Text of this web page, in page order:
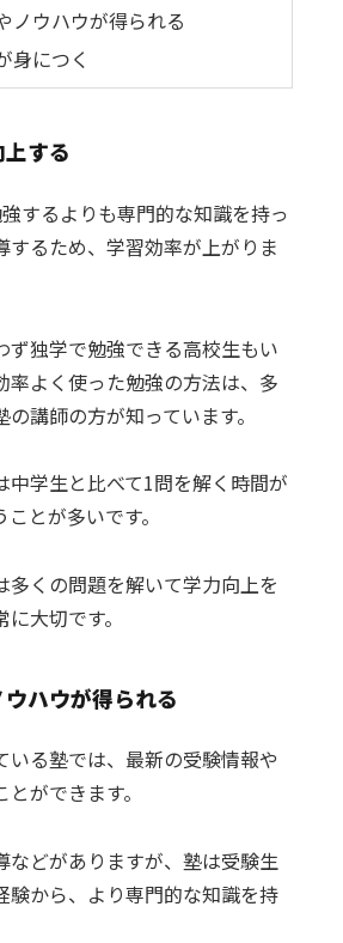
ノウハウが得られる
身につく
する
するよりも専門的な知識を持っ
するため、学習効率が上がりま
ず独学で勉強できる高校生もい
率よく使った勉強の方法は、多
講師の方が知っています。
中学生と比べて1問を解く時間が
とが多いです。
多くの問題を解いて学力向上を
大切です。
ハウが得られる
いる塾では、最新の受験情報や
ができます。
などがありますが、塾は受験生
験から、より専門的な知識を持